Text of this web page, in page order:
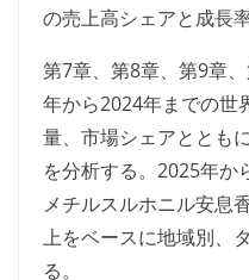
の売上高シェアと成長率
第7章、第8章、第9章
年から2024年までの世
量、市場シェアととも
を分析する。2025年か
メチルスルホニル安息
上をベースに地域別、
る。